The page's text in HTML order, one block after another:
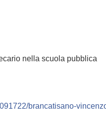
nella scuola pubblica
brancatisano-